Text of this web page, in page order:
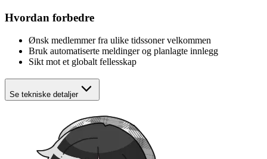
Hvordan forbedre
Ønsk medlemmer fra ulike tidssoner velkommen
Bruk automatiserte meldinger og planlagte innlegg
Sikt mot et globalt fellesskap
Se tekniske detaljer